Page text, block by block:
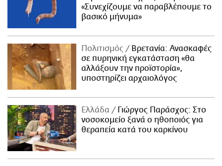
«Συνεχίζουμε να παραβλέπουμε το
βασικό μήνυμα»
Πολιτισμός
Βρετανία: Ανασκαφές
σε πυρηνική εγκατάσταση «θα
αλλάξουν την προϊστορία»,
υποστηρίζει αρχαιολόγος
Ελλάδα
Γιώργος Παράσχος: Στο
νοσοκομείο ξανά ο ηθοποιός για
θεραπεία κατά του καρκίνου